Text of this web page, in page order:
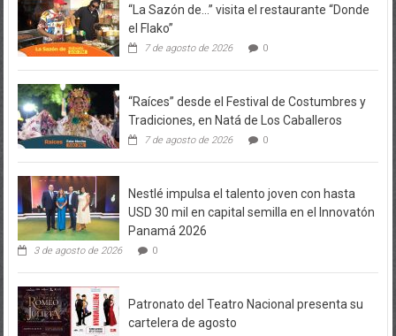
“La Sazón de…” visita el restaurante “Donde
el Flako”
7 de agosto de 2026 0
“Raíces” desde el Festival de Costumbres y
Tradiciones, en Natá de Los Caballeros
7 de agosto de 2026 0
Nestlé impulsa el talento joven con hasta
USD 30 mil en capital semilla en el Innovatón
Panamá 2026
3 de agosto de 2026 0
Patronato del Teatro Nacional presenta su
cartelera de agosto